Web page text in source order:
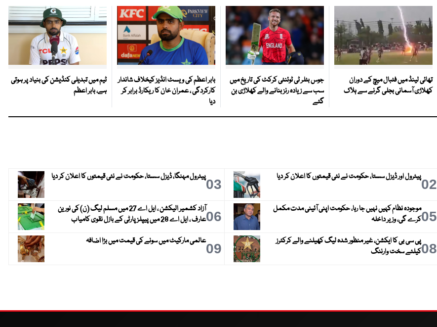
تھائی لینڈ میں فٹبال میچ کے دوران
کھلاڑی آسمانی بجلی گرنے سے ہلاک
جوس بٹلر ٹی ٹوئنٹی کرکٹ کی تاریخ میں
سب سے زیادہ رنز بنانے والے کھلاڑی بن
گئے
بابر اعظم کی ویسٹ انڈیز کیخلاف شاندار
کارکردگی ، عمران خان کا ریکارڈ برابر کر
دیا
ٹیم میں تبدیلی کنڈیشن کی بنیاد پر ہوتی
ہے، بابر اعظم
02پیٹرول اور ڈیزل سستا، حکومت نے نئی قیمتوں کا اعلان کر دیا 03پیٹرول مہنگا، ڈیزل سستا، حکومت نے نئی قیمتوں کا اعلان کر دیا
05موجودہ نظام کہیں نہیں جا رہا، حکومت اپنی آئینی مدت مکمل
کرے گی، وزیر داخلہ
06
آزاد کشمیر الیکشن ، ایل اے 27 میں مسلم لیگ (ن) کی نورین
عارف ، ایل اے 28 میں پیپلز پارٹی کے بازل نقوی کامیاب
08پی سی بی کا ایکشن، غیر منظور شدہ لیگ کھیلنے والے کرکٹرز
کیلئے سخت وارننگ
09عالمی مارکیٹ میں سونے کی قیمت میں بڑا اضافہ